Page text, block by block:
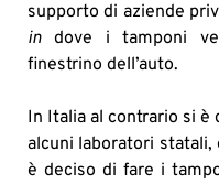
supporto di aziende
in dove i tamponi
finestrino dell’auto.
In Italia al contrario si
alcuni laboratori statali,
è deciso di fare i